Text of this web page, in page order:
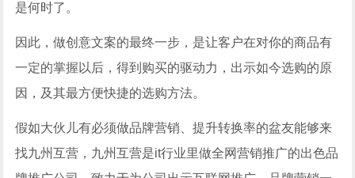
是何时了。
因此，做创意文案的最终一步，是让客户在对你的商品有
一定的掌握以后，得到购买的驱动力，出示如今选购的原
因，及其最方便快捷的选购方法。
假如大伙儿有必须做品牌营销、提升转换率的盆友能够来
找九州互营，九州互营是it行业里做全网营销推广的出色品